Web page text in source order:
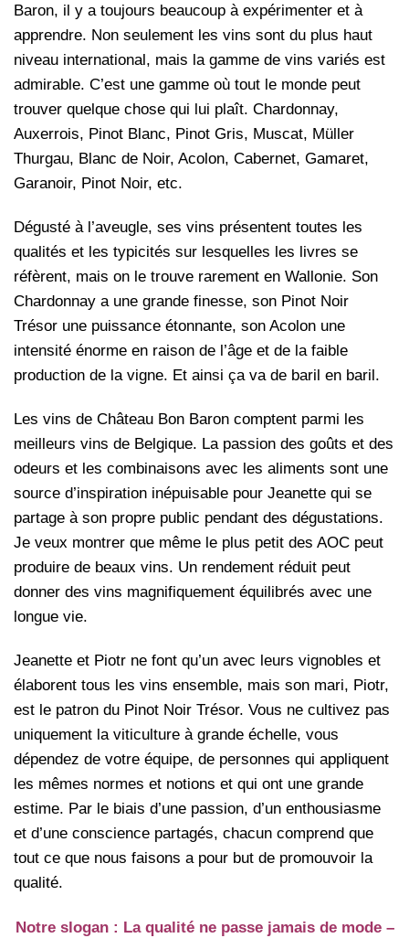
Baron, il y a toujours beaucoup à expérimenter et à
apprendre. Non seulement les vins sont du plus haut
niveau international, mais la gamme de vins variés est
admirable. C’est une gamme où tout le monde peut
trouver quelque chose qui lui plaît. Chardonnay,
Auxerrois, Pinot Blanc, Pinot Gris, Muscat, Müller
Thurgau, Blanc de Noir, Acolon, Cabernet, Gamaret,
Garanoir, Pinot Noir, etc.
Dégusté à l’aveugle, ses vins présentent toutes les
qualités et les typicités sur lesquelles les livres se
réfèrent, mais on le trouve rarement en Wallonie. Son
Chardonnay a une grande finesse, son Pinot Noir
Trésor une puissance étonnante, son Acolon une
intensité énorme en raison de l’âge et de la faible
production de la vigne. Et ainsi ça va de baril en baril.
Les vins de Château Bon Baron comptent parmi les
meilleurs vins de Belgique. La passion des goûts et des
odeurs et les combinaisons avec les aliments sont une
source d’inspiration inépuisable pour Jeanette qui se
partage à son propre public pendant des dégustations.
Je veux montrer que même le plus petit des AOC peut
produire de beaux vins. Un rendement réduit peut
donner des vins magnifiquement équilibrés avec une
longue vie.
Jeanette et Piotr ne font qu’un avec leurs vignobles et
élaborent tous les vins ensemble, mais son mari, Piotr,
est le patron du Pinot Noir Trésor. Vous ne cultivez pas
uniquement la viticulture à grande échelle, vous
dépendez de votre équipe, de personnes qui appliquent
les mêmes normes et notions et qui ont une grande
estime. Par le biais d’une passion, d’un enthousiasme
et d’une conscience partagés, chacun comprend que
tout ce que nous faisons a pour but de promouvoir la
qualité.
Notre slogan : La qualité ne passe jamais de mode –